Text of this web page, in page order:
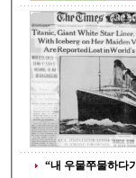
“내 우물쭈물하다